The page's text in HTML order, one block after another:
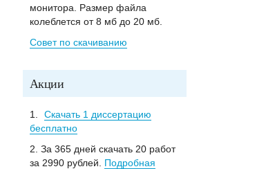
монитора. Размер файла
колеблется от 8 мб до 20 мб.
Совет по скачиванию
Акции
1.
Скачать 1 диссертацию
бесплатно
2. За 365 дней скачать 20 работ
за 2990 рублей. Подробная